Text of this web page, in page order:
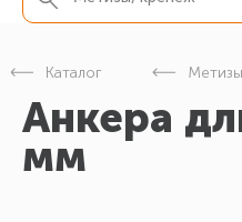
Каталог
Анкера
мм